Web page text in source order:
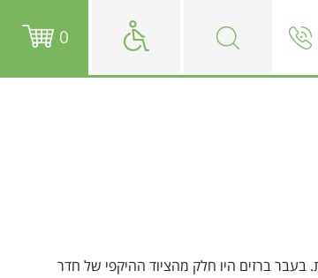
0
ברזים היו חלק מהציוד ההיקפי של חדר